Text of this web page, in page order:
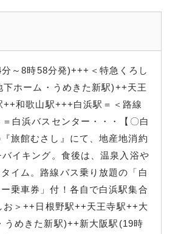
～8時58分発)+++＜特急くろし
ホーム・うめきた新駅)++天王
++和歌山駅+++白浜駅＝＜路線
白浜バスセンター・・・【〇白
旅館むさし』にて、地産地消約
イキング。食後は、温泉入浴や
イム。路線バス乗り放題の「白
乗車券」付！各自で白浜駅集合
お＞++日根野駅++天王寺駅++大
うめきた新駅)++新大阪駅(19時